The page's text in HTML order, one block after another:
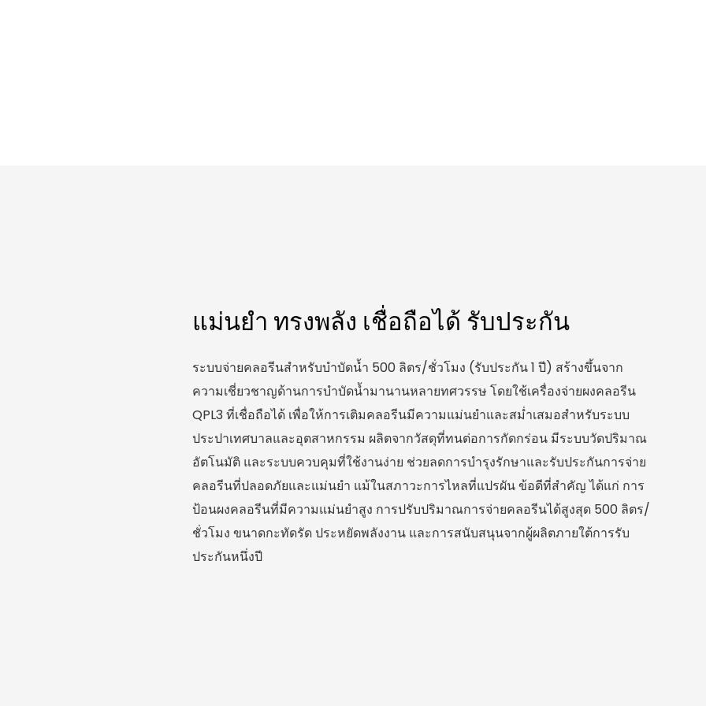
แม่นยำ ทรงพลัง เชื่อถือได้ รับประกัน
ระบบจ่ายคลอรีนสำหรับบำบัดน้ำ 500 ลิตร/ชั่วโมง (รับประกัน 1 ปี) สร้างขึ้นจาก
ความเชี่ยวชาญด้านการบำบัดน้ำมานานหลายทศวรรษ โดยใช้เครื่องจ่ายผงคลอรีน
QPL3 ที่เชื่อถือได้ เพื่อให้การเติมคลอรีนมีความแม่นยำและสม่ำเสมอสำหรับระบบ
ประปาเทศบาลและอุตสาหกรรม ผลิตจากวัสดุที่ทนต่อการกัดกร่อน มีระบบวัดปริมาณ
อัตโนมัติ และระบบควบคุมที่ใช้งานง่าย ช่วยลดการบำรุงรักษาและรับประกันการจ่าย
คลอรีนที่ปลอดภัยและแม่นยำ แม้ในสภาวะการไหลที่แปรผัน ข้อดีที่สำคัญ ได้แก่ การ
ป้อนผงคลอรีนที่มีความแม่นยำสูง การปรับปริมาณการจ่ายคลอรีนได้สูงสุด 500 ลิตร/
ชั่วโมง ขนาดกะทัดรัด ประหยัดพลังงาน และการสนับสนุนจากผู้ผลิตภายใต้การรับ
ประกันหนึ่งปี